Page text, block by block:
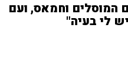
וחמאס, ועם
לי בעיה"